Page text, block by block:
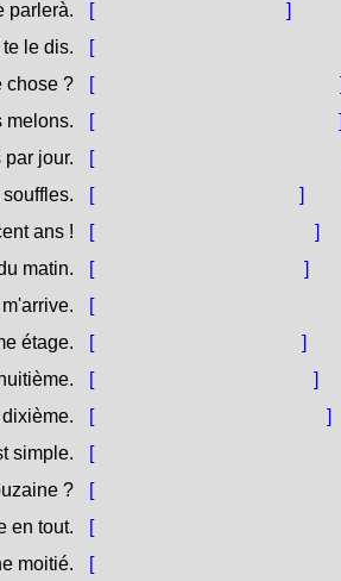
parlerà.
[
]
le dis.
[
chose ?
[
]
melons.
[
]
par jour.
[
[
]
ans !
[
]
matin.
[
]
[
étage.
[
]
[
]
[
]
simple.
[
?
[
en tout.
[
moitié.
[